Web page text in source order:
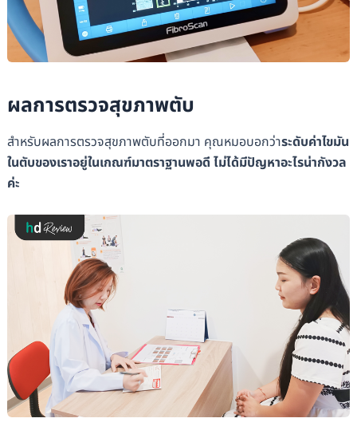
ผลการตรวจสุขภาพตับ
สำหรับผลการตรวจสุขภาพตับที่ออกมา คุณหมอบอกว่าระดับค่าไขมัน
ในตับของเราอยู่ในเกณฑ์มาตราฐานพอดี ไม่ได้มีปัญหาอะไรน่ากังวล
ค่ะ